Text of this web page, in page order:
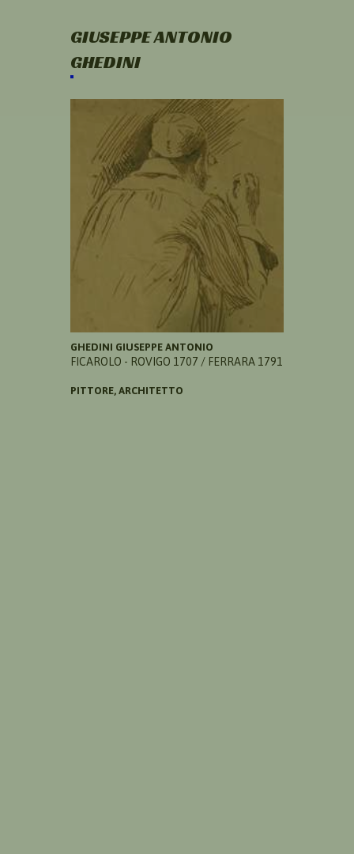
GIUSEPPE ANTONIO
GHEDINI
GHEDINI GIUSEPPE ANTONIO
FICAROLO - ROVIGO 1707 / FERRARA 1791
PITTORE, ARCHITETTO